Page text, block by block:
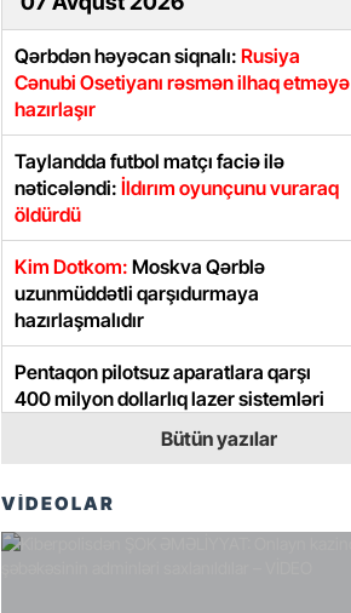
Qərbdən həyəcan siqnalı: Rusiya
Cənubi Osetiyanı rəsmən ilhaq etməyə
hazırlaşır
Taylandda futbol matçı faciə ilə
nəticələndi: İldırım oyunçunu vuraraq
öldürdü
Kim Dotkom: Moskva Qərblə
uzunmüddətli qarşıdurmaya
hazırlaşmalıdır
Pentaqon pilotsuz aparatlara qarşı
400 milyon dollarlıq lazer sistemləri
reaksiyaya səbəb oldu
Zelenski Donbas cəbhəsindəki
Bütün yazılar
VİDEOLAR